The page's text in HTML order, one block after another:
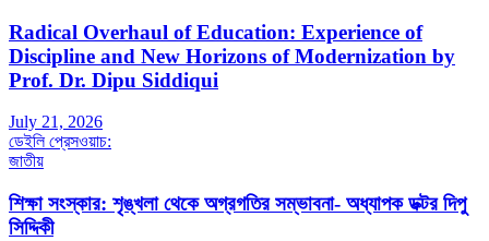
Radical Overhaul of Education: Experience of
Discipline and New Horizons of Modernization by
Prof. Dr. Dipu Siddiqui
July 21, 2026
ডেইলি প্রেসওয়াচ:
জাতীয়
শিক্ষা সংস্কার: শৃঙ্খলা থেকে অগ্রগতির সম্ভাবনা- অধ্যাপক ডক্টর দিপু
সিদ্দিকী